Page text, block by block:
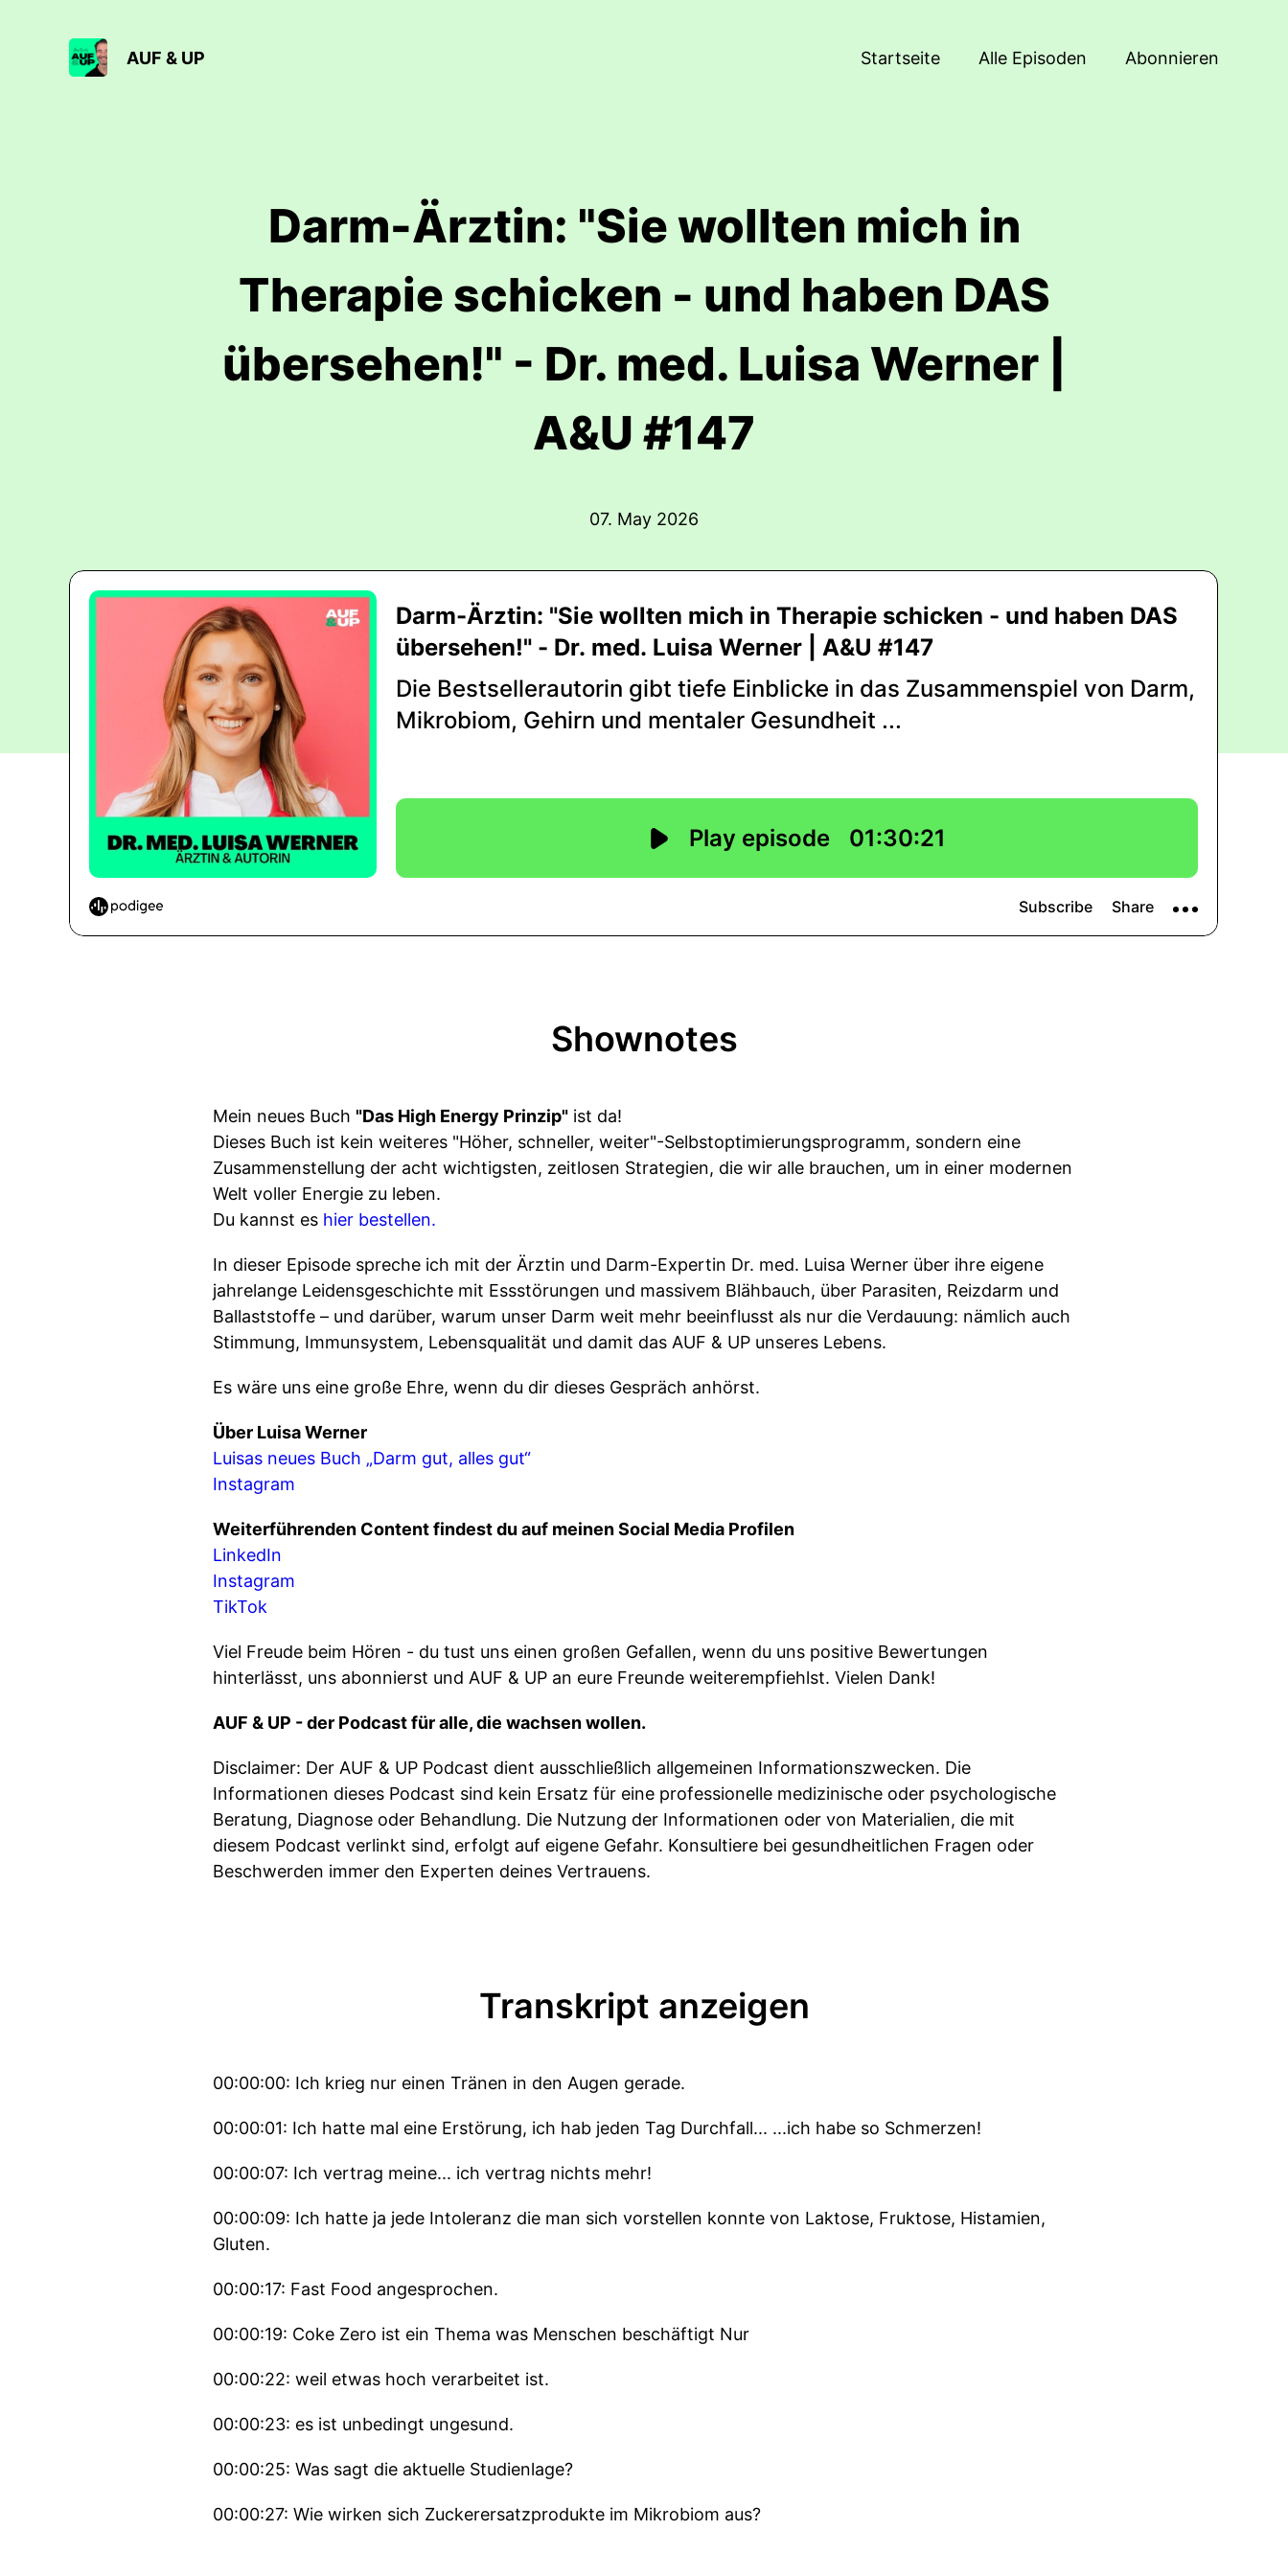
AUF & UP Startseite Alle Episoden Abonnieren
Darm-Ärztin: "Sie wollten mich in
Therapie schicken - und haben DAS
übersehen!" - Dr. med. Luisa Werner |
A&U #147
07. May 2026
Shownotes
Mein neues Buch "Das High Energy Prinzip" ist da!
Dieses Buch ist kein weiteres "Höher, schneller, weiter"-Selbstoptimierungsprogramm, sondern eine
Zusammenstellung der acht wichtigsten, zeitlosen Strategien, die wir alle brauchen, um in einer modernen
Welt voller Energie zu leben.
Du kannst es hier bestellen.
In dieser Episode spreche ich mit der Ärztin und Darm-Expertin Dr. med. Luisa Werner über ihre eigene
jahrelange Leidensgeschichte mit Essstörungen und massivem Blähbauch, über Parasiten, Reizdarm und
Ballaststoffe – und darüber, warum unser Darm weit mehr beeinflusst als nur die Verdauung: nämlich auch
Stimmung, Immunsystem, Lebensqualität und damit das AUF & UP unseres Lebens.
Es wäre uns eine große Ehre, wenn du dir dieses Gespräch anhörst.
Über Luisa Werner
Luisas neues Buch „Darm gut, alles gut“
Instagram
Weiterführenden Content findest du auf meinen Social Media Profilen
LinkedIn
Instagram
TikTok
Viel Freude beim Hören - du tust uns einen großen Gefallen, wenn du uns positive Bewertungen
hinterlässt, uns abonnierst und AUF & UP an eure Freunde weiterempfiehlst. Vielen Dank!
AUF & UP - der Podcast für alle, die wachsen wollen.
Disclaimer: Der AUF & UP Podcast dient ausschließlich allgemeinen Informationszwecken. Die
Informationen dieses Podcast sind kein Ersatz für eine professionelle medizinische oder psychologische
Beratung, Diagnose oder Behandlung. Die Nutzung der Informationen oder von Materialien, die mit
diesem Podcast verlinkt sind, erfolgt auf eigene Gefahr. Konsultiere bei gesundheitlichen Fragen oder
Beschwerden immer den Experten deines Vertrauens.
Transkript anzeigen
00:00:00: Ich krieg nur einen Tränen in den Augen gerade.
00:00:01: Ich hatte mal eine Erstörung, ich hab jeden Tag Durchfall... ...ich habe so Schmerzen!
00:00:07: Ich vertrag meine... ich vertrag nichts mehr!
00:00:09: Ich hatte ja jede Intoleranz die man sich vorstellen konnte von Laktose, Fruktose, Histamien,
Gluten.
00:00:17: Fast Food angesprochen.
00:00:19: Coke Zero ist ein Thema was Menschen beschäftigt Nur
00:00:22: weil etwas hoch verarbeitet ist.
00:00:23: es ist unbedingt ungesund.
00:00:25: Was sagt die aktuelle Studienlage?
00:00:27: Wie wirken sich Zuckerersatzprodukte im Mikrobiom aus?